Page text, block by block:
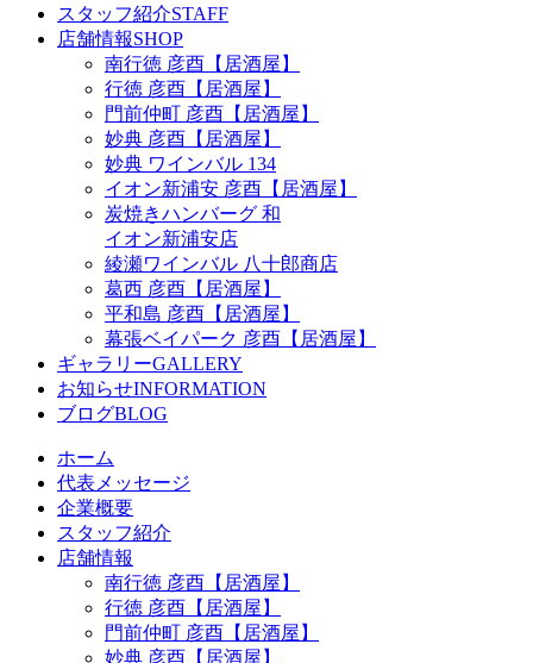
スタッフ紹介STAFF
店舗情報SHOP
南行徳 彦酉【居酒屋】
行徳 彦酉【居酒屋】
門前仲町 彦酉【居酒屋】
妙典 彦酉【居酒屋】
妙典 ワインバル 134
イオン新浦安 彦酉【居酒屋】
炭焼きハンバーグ 和
イオン新浦安店
綾瀬ワインバル 八十郎商店
葛西 彦酉【居酒屋】
平和島 彦酉【居酒屋】
幕張ベイパーク 彦酉【居酒屋】
ギャラリーGALLERY
お知らせINFORMATION
ブログBLOG
ホーム
代表メッセージ
企業概要
スタッフ紹介
店舗情報
南行徳 彦酉【居酒屋】
行徳 彦酉【居酒屋】
門前仲町 彦酉【居酒屋】
妙典 彦酉【居酒屋】